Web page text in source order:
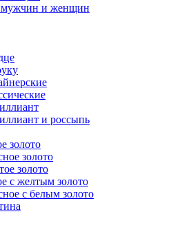
мужчин и женщин
и россыпь
золото
золото
золото
с желтым золото
с белым золото